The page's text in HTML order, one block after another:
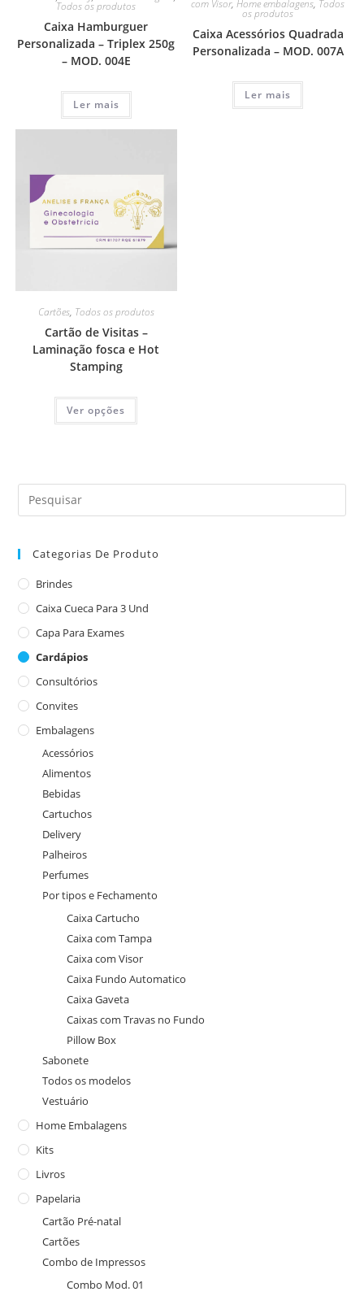
Todos os produtos
Caixa Hamburguer
Personalizada – Triplex 250g
– MOD. 004E
Ler mais
com Visor,Home embalagens, Todos
os produtos
Caixa Acessórios Quadrada
Personalizada – MOD. 007A
Ler mais
Cartões, Todos os produtos
Cartão de Visitas –
Laminação fosca e Hot
Stamping
Ver opções
Categorias De Produto
Brindes
Caixa Cueca Para 3 Und
Capa Para Exames
Cardápios
Consultórios
Convites
Embalagens
Acessórios
Alimentos
Bebidas
Cartuchos
Delivery
Palheiros
Perfumes
Por tipos e Fechamento
Caixa Cartucho
Caixa com Tampa
Caixa com Visor
Caixa Fundo Automatico
Caixa Gaveta
Caixas com Travas no Fundo
Pillow Box
Sabonete
Todos os modelos
Vestuário
Home Embalagens
Kits
Livros
Papelaria
Cartão Pré-natal
Cartões
Combo de Impressos
Combo Mod. 01